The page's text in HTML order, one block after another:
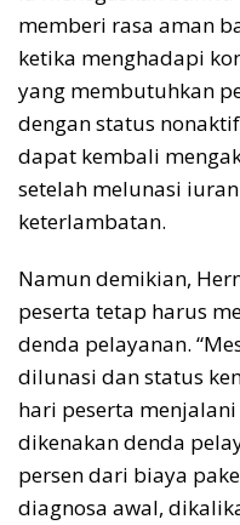
memberi rasa aman
ketika menghadapi
yang membutuhkan
dengan status
dapat kembali
setelah melunasi
keterlambatan.
Namun demikian,
peserta tetap harus
denda pelayanan.
dilunasi dan status
hari peserta
dikenakan denda
persen dari biaya
diagnosa awal,